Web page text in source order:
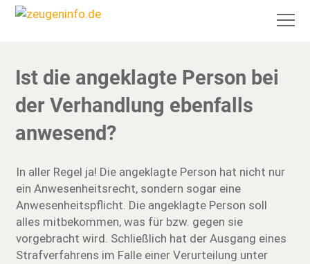
Ist die angeklagte Person bei
der Verhandlung ebenfalls
anwesend?
In aller Regel ja! Die angeklagte Person hat nicht nur
ein Anwesenheitsrecht, sondern sogar eine
Anwesenheitspflicht. Die angeklagte Person soll
alles mitbekommen, was für bzw. gegen sie
vorgebracht wird. Schließlich hat der Ausgang eines
Strafverfahrens im Falle einer Verurteilung unter